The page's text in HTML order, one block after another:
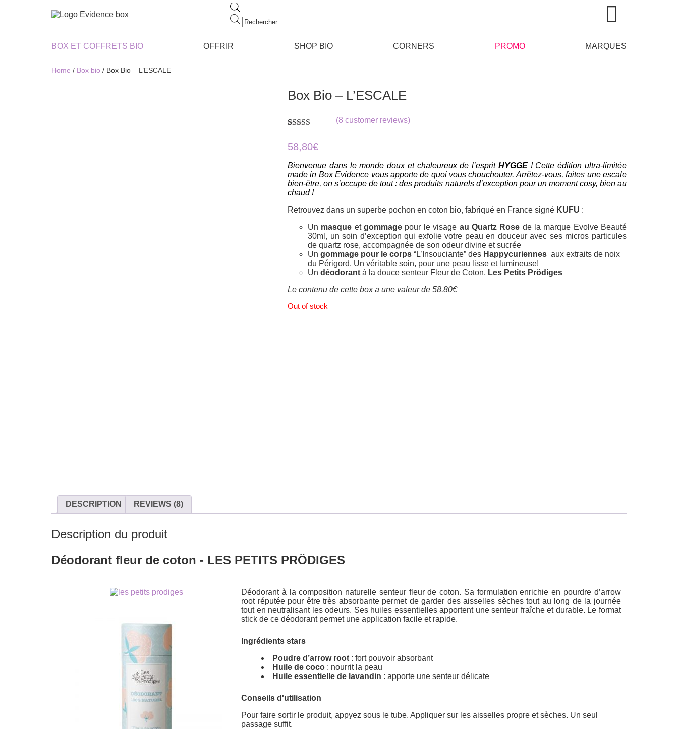
Recherche
de
BOX ET COFFRETS BIO
OFFRIR SHOP BIO CORNERS PROMO MARQUES
Home / Box bio / Box Bio – L’ESCALE
Box Bio – L’ESCALE
out of 5
based on
ratings
(8 customer reviews)
58,80€
Bienvenue dans le monde doux et chaleureux de l’esprit HYGGE ! Cette édition ultra-limitée
made in Box Evidence vous apporte de quoi vous chouchouter. Arrêtez-vous, faites une escale
bien-être, on s’occupe de tout : des produits naturels d’exception pour un moment cosy, bien au
chaud !
Retrouvez dans un superbe pochon en coton bio, fabriqué en France signé KUFU :
Un masque etgommage pour le visage au Quartz Rose de la marque Evolve Beauté
30ml, un soin d’exception qui exfolie votre peau en douceur avec ses micros particules
de quartz rose, accompagnée de son odeur divine et sucrée
Un gommage pour le corps “L’Insouciante” des Happycuriennes aux extraits de noix
du Périgord. Un véritable soin, pour une peau lisse et lumineuse!
Un déodorant à la douce senteur Fleur de Coton, Les Petits Prödiges
Le contenu de cette box a une valeur de 58.80€
Out of stock
DESCRIPTION REVIEWS (8)
Description du produit
Déodorant fleur de coton - LES PETITS PRÖDIGES
Déodorant à la composition naturelle senteur fleur de coton. Sa formulation enrichie en pourdre d’arrow
root réputée pour être très absorbante permet de garder des aisselles sèches tout au long de la journée
tout en neutralisant les odeurs. Ses huiles essentielles apportent une senteur fraîche et durable. Le format
stick de ce déodorant permet une application facile et rapide.
Ingrédients stars
Poudre d’arrow root : fort pouvoir absorbant
Huile de coco : nourrit la peau
Huile essentielle de lavandin : apporte une senteur délicate
Conseils d'utilisation
Pour faire sortir le produit, appyez sous le tube. Appliquer sur les aisselles propre et sèches. Un seul
passage suffit.